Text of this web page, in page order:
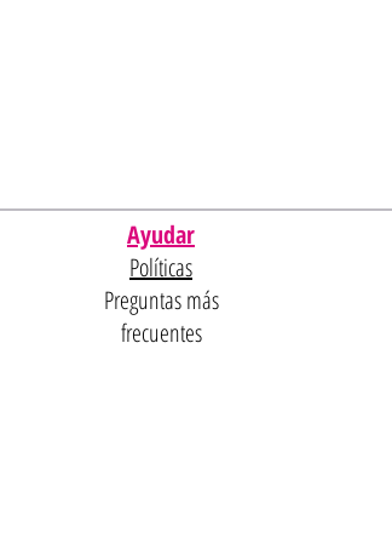
Ayudar
Políticas
Preguntas más
frecuentes